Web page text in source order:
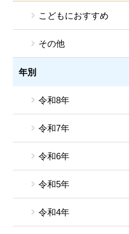
こどもにおすすめ
その他
年別
令和8年
令和7年
令和6年
令和5年
令和4年